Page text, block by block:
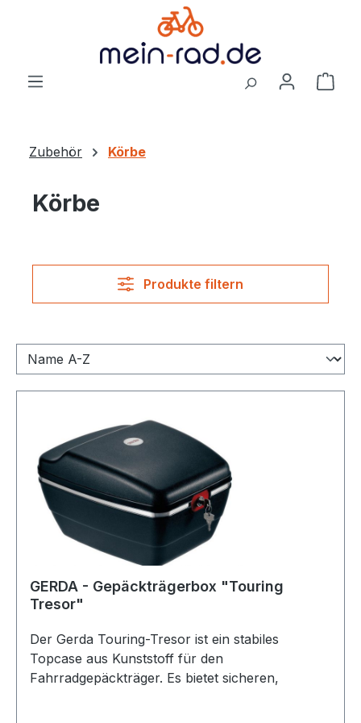
Zubehör Körbe
Körbe
Produkte filtern
GERDA - Gepäckträgerbox "Touring
Tresor"
Der Gerda Touring-Tresor ist ein stabiles
Topcase aus Kunststoff für den
Fahrradgepäckträger. Es bietet sicheren,